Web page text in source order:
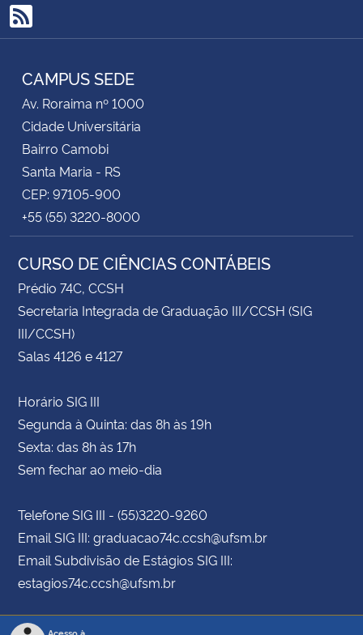
RSS
CAMPUS SEDE
Av. Roraima nº 1000
Cidade Universitária
Bairro Camobi
Santa Maria - RS
CEP: 97105-900
+55 (55) 3220-8000
CURSO DE CIÊNCIAS CONTÁBEIS
Prédio 74C, CCSH
Secretaria Integrada de Graduação III/CCSH (SIG
III/CCSH)
Salas 4126 e 4127
Horário SIG III
Segunda à Quinta: das 8h às 19h
Sexta: das 8h às 17h
Sem fechar ao meio-dia
Telefone SIG III - (55)3220-9260
Email SIG III: graduacao74c.ccsh@ufsm.br
Email Subdivisão de Estágios SIG III:
estagios74c.ccsh@ufsm.br